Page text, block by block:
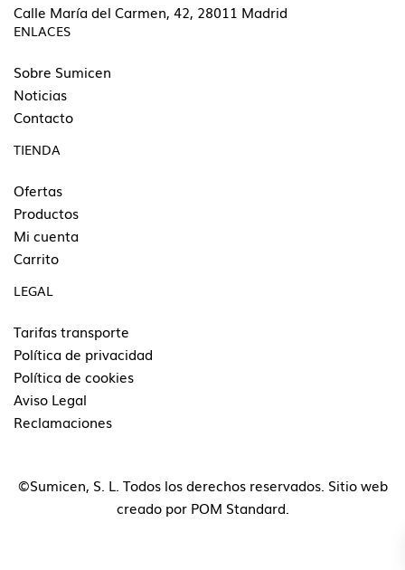
Calle María del Carmen, 42, 28011 Madrid
ENLACES
Sobre Sumicen
Noticias
Contacto
TIENDA
Ofertas
Productos
Mi cuenta
Carrito
LEGAL
Tarifas transporte
Política de privacidad
Política de cookies
Aviso Legal
Reclamaciones
©Sumicen, S. L. Todos los derechos reservados. Sitio web
creado por POM Standard.